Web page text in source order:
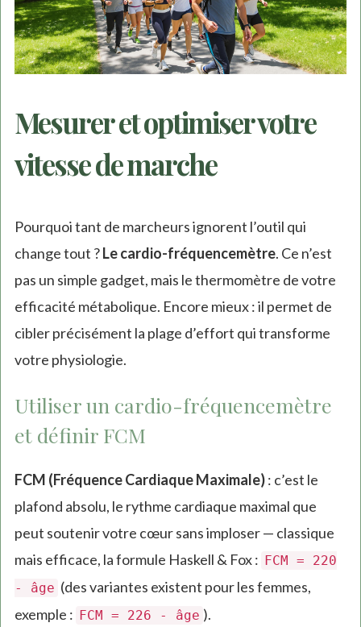
Mesurer et optimiser votre
vitesse de marche
Pourquoi tant de marcheurs ignorent l’outil qui
change tout ?Le cardio-fréquencemètre. Ce n’est
pas un simple gadget, mais le thermomètre de votre
efficacité métabolique. Encore mieux : il permet de
cibler précisément la plage d’effort qui transforme
votre physiologie.
Utiliser un cardio-fréquencemètre
et définir FCM
FCM (Fréquence Cardiaque Maximale): c’est le
plafond absolu, le rythme cardiaque maximal que
peut soutenir votre cœur sans imploser — classique
mais efficace, la formule Haskell & Fox : FCM = 220
- âge (des variantes existent pour les femmes,
exemple : FCM = 226 - âge ).